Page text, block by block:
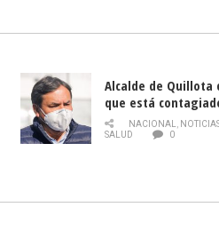
Alcalde de Quillota
que está
COVID-19
NACIONAL,
SALUD
0